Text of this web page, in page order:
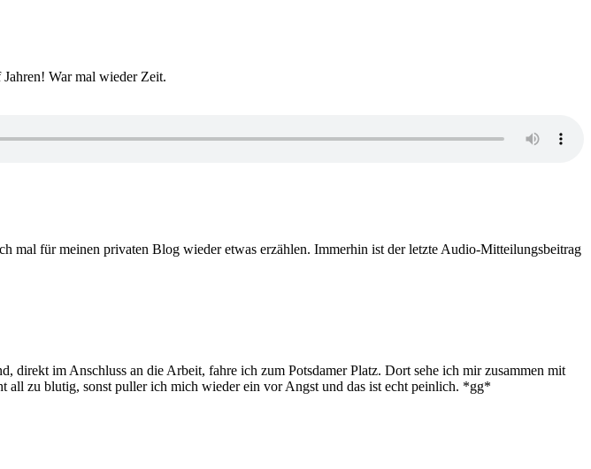
War mal wieder Zeit.
mal für meinen privaten Blog wieder etwas erzählen. Immerhin ist der letzte Audio-Mitteilungsbeitrag
direkt im Anschluss an die Arbeit, fahre ich zum Potsdamer Platz. Dort sehe ich mir zusammen mit
zu blutig, sonst puller ich mich wieder ein vor Angst und das ist echt peinlich. *gg*